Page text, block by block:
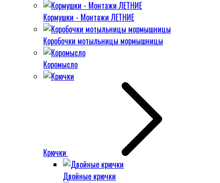
Кормушки - Монтажи ЛЕТНИЕ
Коробочки мотыльницы мормышницы
Коромысло
Крючки
Двойные крючки